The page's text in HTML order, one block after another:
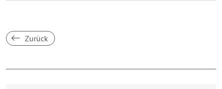
Zurück